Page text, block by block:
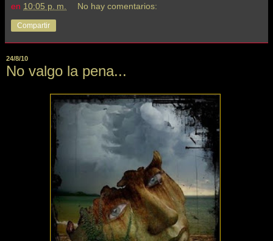
en 10:05 p. m. No hay comentarios:
Compartir
24/8/10
No valgo la pena...